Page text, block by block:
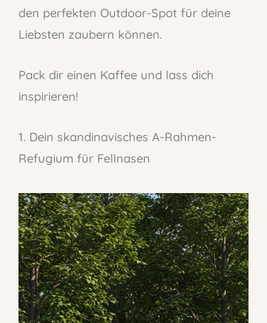
den perfekten Outdoor-Spot für deine
Liebsten zaubern können.
Pack dir einen Kaffee und lass dich
inspirieren!
1. Dein skandinavisches A-Rahmen-
Refugium für Fellnasen